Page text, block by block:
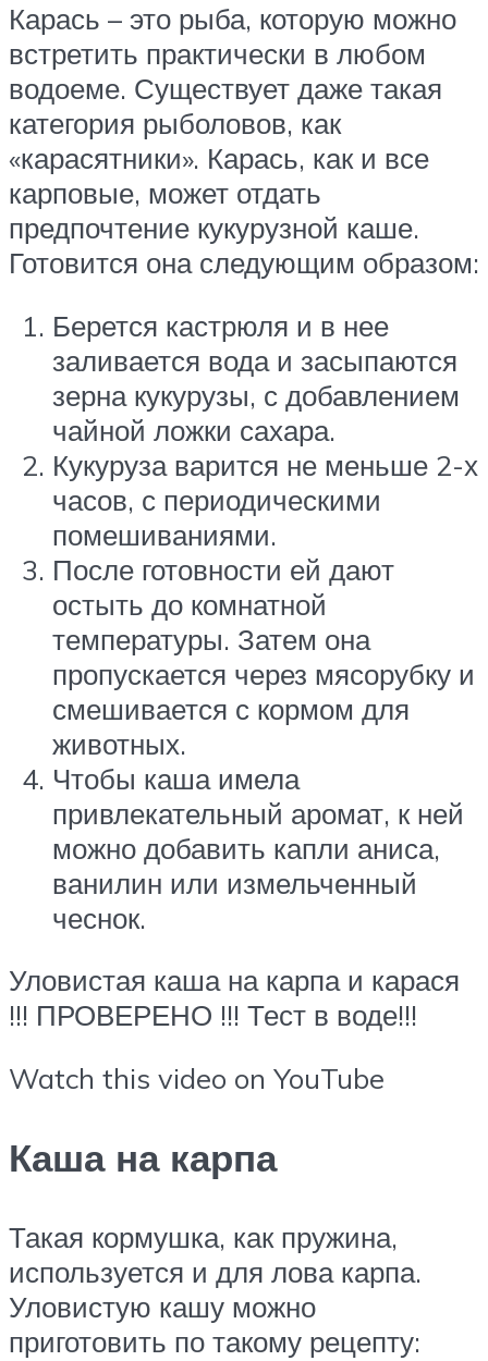
Карась – это рыба, которую можно
встретить практически в любом
водоеме. Существует даже такая
категория рыболовов, как
«карасятники». Карась, как и все
карповые, может отдать
предпочтение кукурузной каше.
Готовится она следующим образом:
Берется кастрюля и в нее
заливается вода и засыпаются
зерна кукурузы, с добавлением
чайной ложки сахара.
Кукуруза варится не меньше 2-х
часов, с периодическими
помешиваниями.
После готовности ей дают
остыть до комнатной
температуры. Затем она
пропускается через мясорубку и
смешивается с кормом для
животных.
Чтобы каша имела
привлекательный аромат, к ней
можно добавить капли аниса,
ванилин или измельченный
чеснок.
Уловистая каша на карпа и карася
!!! ПРОВЕРЕНО !!! Тест в воде!!!
Watch this video on YouTube
Каша на карпа
Такая кормушка, как пружина,
используется и для лова карпа.
Уловистую кашу можно
приготовить по такому рецепту: